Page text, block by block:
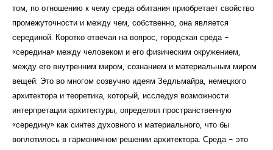
том, по отношению к чему среда обитания приобретает свойство
промежуточности и между чем, собственно, она является
серединой. Коротко отвечая на вопрос, городская среда -
«середина» между человеком и его физическим окружением,
между его внутренним миром, сознанием и материальным миром
вещей. Это во многом созвучно идеям Зедльмайра, немецкого
архитектора и теоретика, который, исследуя возможности
интерпретации архитектуры, определял пространственную
«середину» как синтез духовного и материального, что бы
воплотилось в гармоничном решении архитектора. Среда - это